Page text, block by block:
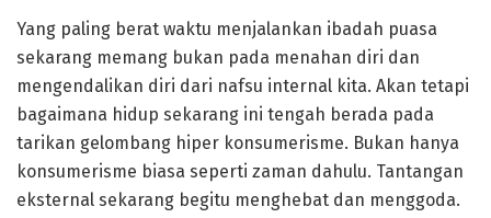
Yang paling berat waktu menjalankan ibadah puasa
sekarang memang bukan pada menahan diri dan
mengendalikan diri dari nafsu internal kita. Akan tetapi
bagaimana hidup sekarang ini tengah berada pada
tarikan gelombang hiper konsumerisme. Bukan hanya
konsumerisme biasa seperti zaman dahulu. Tantangan
eksternal sekarang begitu menghebat dan menggoda.